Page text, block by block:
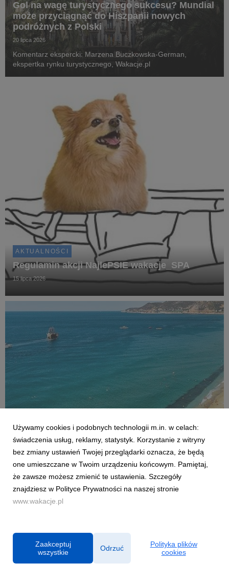
Gol na wagę turystycznego sukcesu? Mundial
może przyciągnąć do Hiszpanii nowych
podróżnych z Polski
20 lipca 2026
Komentarz ekspercki: Marzena Buczkowska-German,
ekspertka rynku turystycznego, Wakacje.pl
AKTUALNOŚCI
Regulamin akcji NajlePSIE wakacje_SPA
15 lipca 2026
AKTUALNOŚCI
Czy Polacy potrafią wypoczywać? Co czwarty
sprawdza służbowe maile na wakacjach
2 lipca 2026
Sezon urlopowy w pełni, jednak dla wielu z nas wyjazd poza
miejsce zamieszkania nie oznacza całkowitego odizolowania
się od spraw zawodowych. Z najnowszej analizy firmy
Używamy cookies i podobnych technologii m.in. w celach:
świadczenia usług, reklamy, statystyk. Korzystanie z witryny
bez zmiany ustawień Twojej przeglądarki oznacza, że będą
one umieszczane w Twoim urządzeniu końcowym. Pamiętaj,
że zawsze możesz zmienić te ustawienia. Szczegóły
znajdziesz w Polityce Prywatności na naszej stronie
www.wakacje.pl
Zaakceptuj
wszystkie
Odrzuć
Polityka plików
cookies